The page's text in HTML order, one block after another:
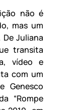
não é
mas um
Juliana
transita
vídeo e
com um
Genesco
“Rompe